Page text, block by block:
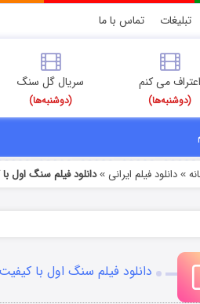
تبلیغات تماس با ما
اعتراف می کنم
(دوشنبه‌ها)
سریال گل سنگ
(دوشنبه‌ها)
» دانلود فیلم‌ ایرانی »دانلود فیلم سنگ اول
دانلود فیلم سنگ اول با